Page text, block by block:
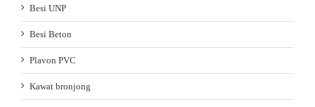
Besi UNP
Besi Beton
Plavon PVC
Kawat bronjong